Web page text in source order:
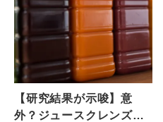
【研究結果が示唆】意
外？ジュースクレンズは